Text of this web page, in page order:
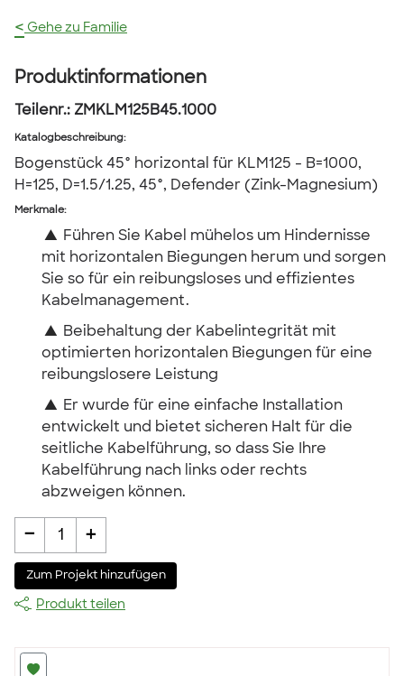
< Gehe zu Familie
Produktinformationen
Teilenr.: ZMKLM125B45.1000
Katalogbeschreibung:
Bogenstück 45° horizontal für KLM125 - B=1000,
H=125, D=1.5/1.25, 45°, Defender (Zink-Magnesium)
Merkmale:
▲ Führen Sie Kabel mühelos um Hindernisse
mit horizontalen Biegungen herum und sorgen
Sie so für ein reibungsloses und effizientes
Kabelmanagement.
▲ Beibehaltung der Kabelintegrität mit
optimierten horizontalen Biegungen für eine
reibungslosere Leistung
▲ Er wurde für eine einfache Installation
entwickelt und bietet sicheren Halt für die
seitliche Kabelführung, so dass Sie Ihre
Kabelführung nach links oder rechts
abzweigen können.
- 1 +
Zum Projekt hinzufügen
Produkt teilen